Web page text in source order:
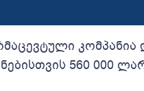
560 000